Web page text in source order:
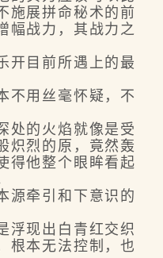
施展拼命秘术的前
幅战力，其战力之
目前所遇上的最
用丝毫怀疑，不
的火焰就像是受
炽烈的原，竟然轰
得他整个眼眸看起
牵引和下意识的
现出白青红交织
根本无法控制，也